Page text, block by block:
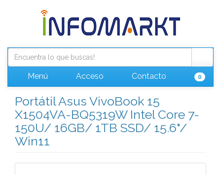
Menú Acceso Contacto 0
Portátil Asus VivoBook 15
X1504VA-BQ5319W Intel Core 7-
150U/ 16GB/ 1TB SSD/ 15.6"/
Win11